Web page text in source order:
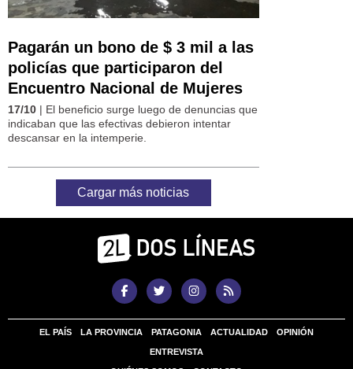
Pagarán un bono de $ 3 mil a las
policías que participaron del
Encuentro Nacional de Mujeres
17/10 | El beneficio surge luego de denuncias que
indicaban que las efectivas debieron intentar
descansar en la intemperie.
Cargar más noticias
EL PAÍS LA PROVINCIA PATAGONIA ACTUALIDAD OPINIÓN
ENTREVISTA